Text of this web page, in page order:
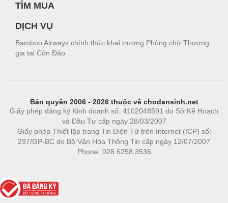
TÌM MUA
DỊCH VỤ
Bamboo Airways chính thức khai trương Phòng chờ Thương
gia tại Côn Đảo
Bản quyền 2006 - 2026 thuộc về chodansinh.net
Giấy phép đăng ký Kinh doanh số: 4102048591 do Sở Kế Hoạch
và Đầu Tư cấp ngày 28/03/2007
Giấy phép Thiết lập trang Tin Điện Tử trên Internet (ICP) số:
297/GP-BC do Bộ Văn Hóa Thông Tin cấp ngày 12/07/2007
Phone: 028.6258.3536